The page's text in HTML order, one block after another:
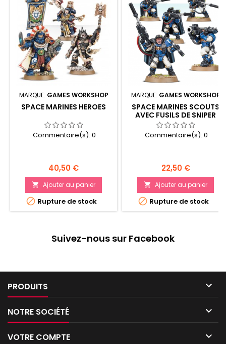
MARQUE: GAMES WORKSHOP
SPACE MARINES HEROES
Commentaire(s): 0
Prix
40,50 €
 Ajouter au panier
 Rupture de stock
MARQUE: GAMES WORKSHOP
SPACE MARINES SCOUTS
AVEC FUSILS DE SNIPER
Commentaire(s): 0
Prix
22,50 €
 Ajouter au panier
 Rupture de stock
Suivez-nous sur Facebook
PRODUITS 
NOTRE SOCIÉTÉ 
VOTRE COMPTE 